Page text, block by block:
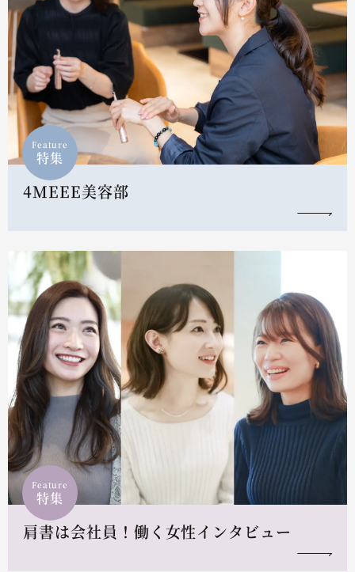
Feature
特集
4MEEE美容部
Feature
特集
肩書は会社員！働く女性インタビュー